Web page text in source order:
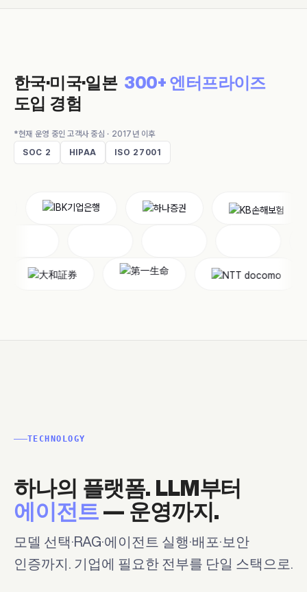
한국·미국·일본 300+ 엔터프라이즈
도입 경험
*현재 운영 중인 고객사 중심 · 2017년 이후
SOC 2
HIPAA ISO 27001
TECHNOLOGY
하나의 플랫폼. LLM부터
에이전트 — 운영까지.
모델 선택·RAG·에이전트 실행·배포·보안
인증까지. 기업에 필요한 전부를 단일 스택으로.